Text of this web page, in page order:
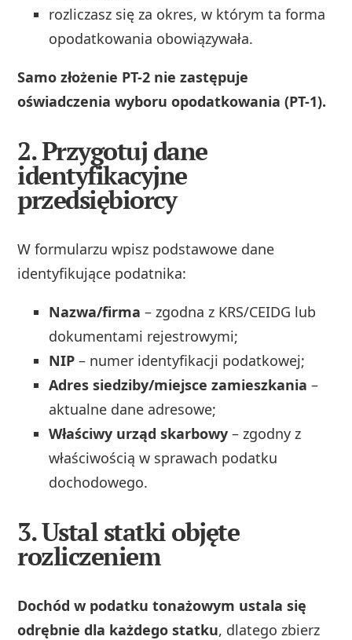
rozliczasz się za okres, w którym ta forma
opodatkowania obowiązywała.
Samo złożenie PT-2 nie zastępuje
oświadczenia wyboru opodatkowania (PT-1).
2. Przygotuj dane
identyfikacyjne
przedsiębiorcy
W formularzu wpisz podstawowe dane
identyfikujące podatnika:
Nazwa/firma – zgodna z KRS/CEIDG lub
dokumentami rejestrowymi;
NIP – numer identyfikacji podatkowej;
Adres siedziby/miejsce zamieszkania –
aktualne dane adresowe;
Właściwy urząd skarbowy – zgodny z
właściwością w sprawach podatku
dochodowego.
3. Ustal statki objęte
rozliczeniem
Dochód w podatku tonażowym ustala się
odrębnie dla każdego statku, dlatego zbierz